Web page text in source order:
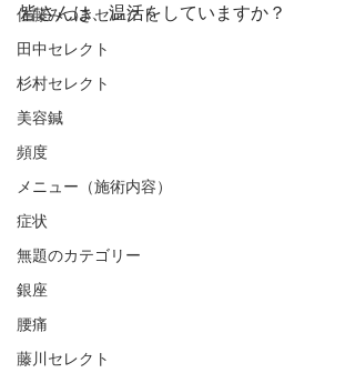
佐藤みつきセレクト
田中セレクト
杉村セレクト
美容鍼
頻度
メニュー（施術内容）
症状
無題のカテゴリー
銀座
腰痛
藤川セレクト
皆さんは、温活をしていますか？